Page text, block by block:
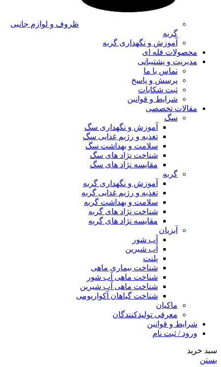
ظروف و لوازم جانبی
گربه
آموزش و نگهداری گربه
محصولات فله ای
مدیریت و پشتیبانی
تماس با ما
پرسش و پاسخ
ثبت شکایات
شرایط و قوانین
مقالات تخصصی
سگ
آموزش و نگهداری سگ
تغذیه و رژیم غذایی سگ
سلامت و بهداشت سگ
شناخت نژاد های سگ
مقایسه نژاد های سگ
گربه
آموزش و نگهداری گربه
تغذیه و رژیم غذایی گربه
سلامت و بهداشت گربه
شناخت نژاد های گربه
مقایسه نژاد های گربه
آبزیان
آب شور
آب شیرین
پلنت
شناخت بیماری ماهی
شناخت ماهی آب شور
شناخت ماهی آب شیرین
شناخت گیاهان آکواریومی
ماکیان
معرفی تولیدکنندگان
شرایط و قوانین
ورود / ثبت نام
سبد خرید
بستن